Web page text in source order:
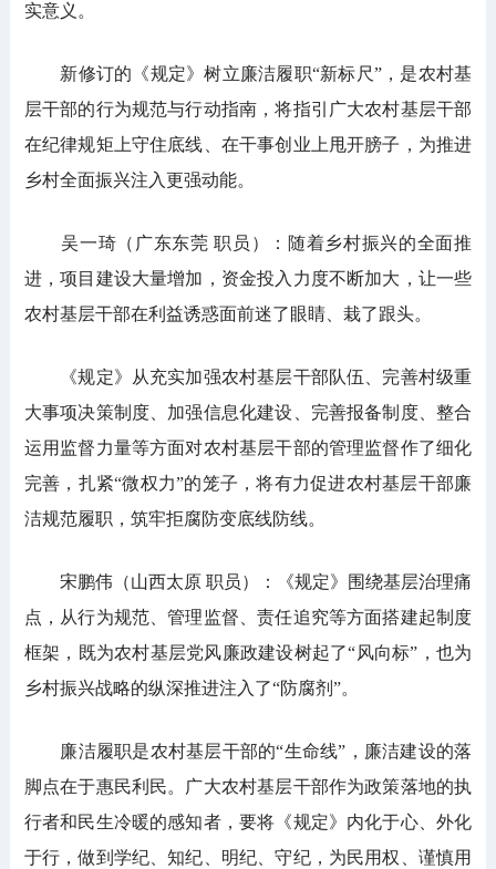
实意义。
新修订的《规定》树立廉洁履职“新标尺”，是农村基
层干部的行为规范与行动指南，将指引广大农村基层干部
在纪律规矩上守住底线、在干事创业上甩开膀子，为推进
乡村全面振兴注入更强动能。
吴一琦（广东东莞 职员）：随着乡村振兴的全面推
进，项目建设大量增加，资金投入力度不断加大，让一些
农村基层干部在利益诱惑面前迷了眼睛、栽了跟头。
《规定》从充实加强农村基层干部队伍、完善村级重
大事项决策制度、加强信息化建设、完善报备制度、整合
运用监督力量等方面对农村基层干部的管理监督作了细化
完善，扎紧“微权力”的笼子，将有力促进农村基层干部廉
洁规范履职，筑牢拒腐防变底线防线。
宋鹏伟（山西太原 职员）：《规定》围绕基层治理痛
点，从行为规范、管理监督、责任追究等方面搭建起制度
框架，既为农村基层党风廉政建设树起了“风向标”，也为
乡村振兴战略的纵深推进注入了“防腐剂”。
廉洁履职是农村基层干部的“生命线”，廉洁建设的落
脚点在于惠民利民。广大农村基层干部作为政策落地的执
行者和民生冷暖的感知者，要将《规定》内化于心、外化
于行，做到学纪、知纪、明纪、守纪，为民用权、谨慎用